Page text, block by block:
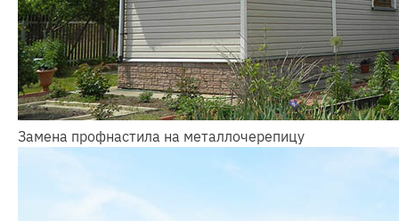
Замена профнастила на металлочерепицу